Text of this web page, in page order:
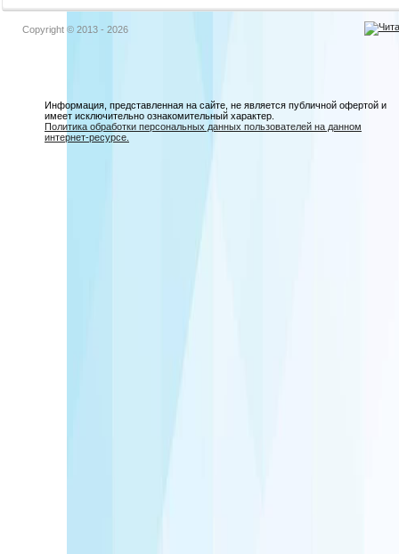
Copyright © 2013 - 2026
Информация, представленная на сайте, не является публичной офертой и
имеет исключительно ознакомительный характер.
Политика обработки персональных данных пользователей на данном
интернет-ресурсе.